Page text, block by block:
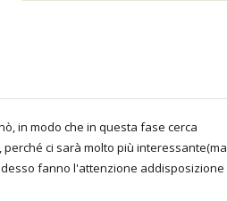
in modo che in questa fase cerca
ci sarà molto più
fanno l'attenzione